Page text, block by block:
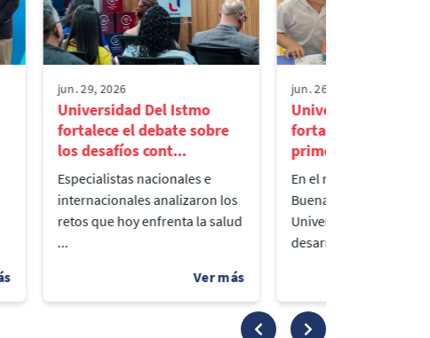
jun. 29, 2026
Universidad Del Istmo
fortalece el debate sobre
los desafíos cont...
Especialistas nacionales e
internacionales analizaron los
retos que hoy enfrenta la salud
...
jun. 26, 2026
Universidad del
fortalece la lectura
primera infancia...
En el marco del Día de
Buenas Acciones, la
Universidad del Istmo
desarrolló la